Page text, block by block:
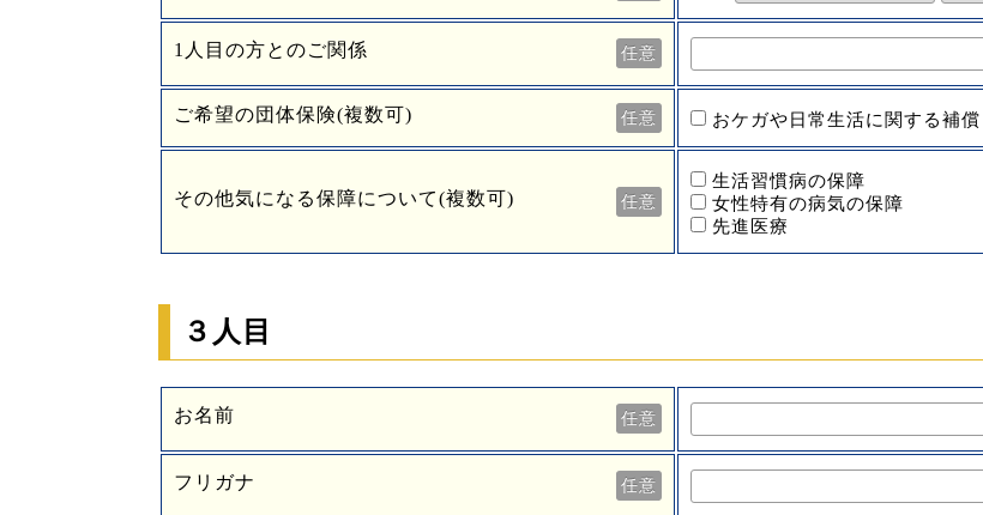
1人目の方とのご関係 任意
ご希望の団体保険(複数可) 任意 おケガや日常生活に関する補償
その他気になる保障について(複数可) 任意
生活習慣病の保障
女性特有の病気の保障
先進医療
３人目
お名前 任意
フリガナ 任意